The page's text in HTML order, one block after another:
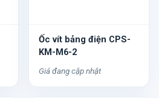
Ốc vít bảng điện CPS-
KM-M6-2
Giá đang cập nhật